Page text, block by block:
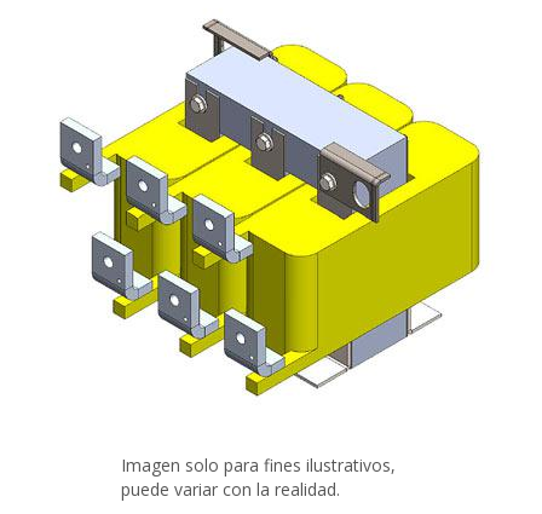
Imagen solo para fines ilustrativos,
puede variar con la realidad.